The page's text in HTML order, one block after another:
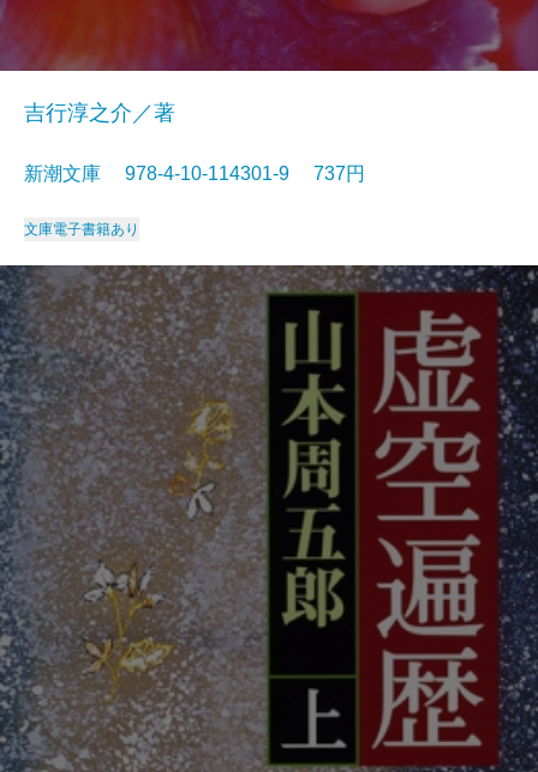
吉行淳之介／著
新潮文庫 978-4-10-114301-9 737円
文庫電子書籍あり